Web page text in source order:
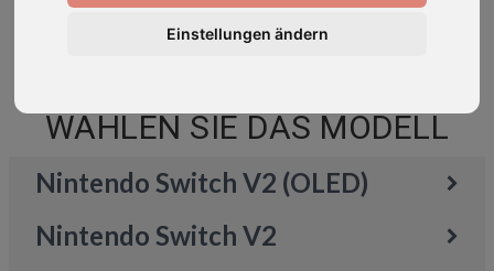
Einstellungen ändern
WÄHLEN SIE DAS MODELL
Nintendo Switch V2 (OLED)
Nintendo Switch V2